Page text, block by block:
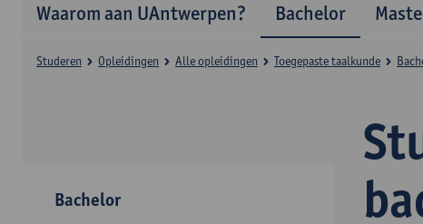
Waarom aan UAntwerpen? Bachelor
Studeren Opleidingen Alle opleidingen Toegepaste taalkunde
Bachelor